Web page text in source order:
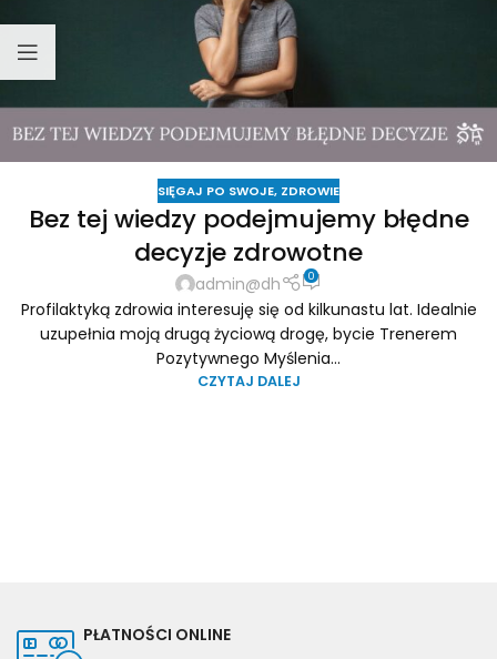
SIĘGAJ PO SWOJE, ZDROWIE
Bez tej wiedzy podejmujemy błędne
decyzje zdrowotne
admin@dh 0
Profilaktyką zdrowia interesuję się od kilkunastu lat. Idealnie
uzupełnia moją drugą życiową drogę, bycie Trenerem
Pozytywnego Myślenia...
CZYTAJ DALEJ
PŁATNOŚCI ONLINE